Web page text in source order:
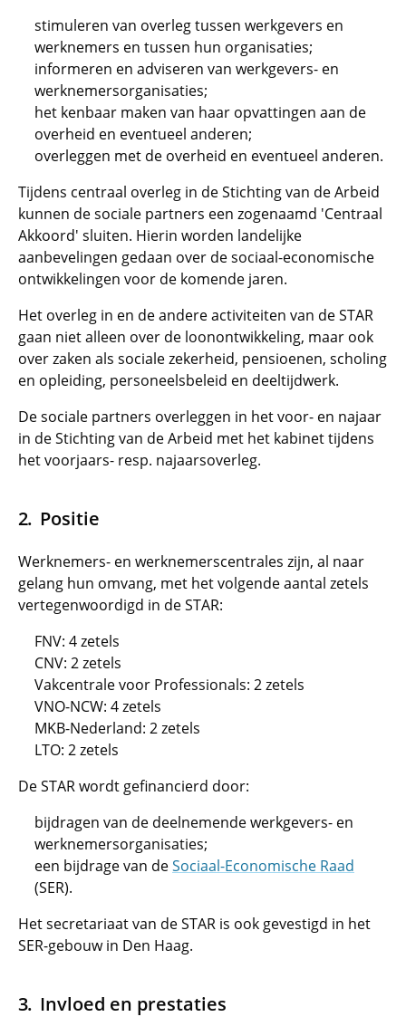
stimuleren van overleg tussen werkgevers en
werknemers en tussen hun organisaties;
informeren en adviseren van werkgevers- en
werknemersorganisaties;
het kenbaar maken van haar opvattingen aan de
overheid en eventueel anderen;
overleggen met de overheid en eventueel anderen.
Tijdens centraal overleg in de Stichting van de Arbeid
kunnen de sociale partners een zogenaamd 'Centraal
Akkoord' sluiten. Hierin worden landelijke
aanbevelingen gedaan over de sociaal-economische
ontwikkelingen voor de komende jaren.
Het overleg in en de andere activiteiten van de STAR
gaan niet alleen over de loonontwikkeling, maar ook
over zaken als sociale zekerheid, pensioenen, scholing
en opleiding, personeelsbeleid en deeltijdwerk.
De sociale partners overleggen in het voor- en najaar
in de Stichting van de Arbeid met het kabinet tijdens
het voorjaars- resp. najaarsoverleg.
Positie
Werknemers- en werknemerscentrales zijn, al naar
gelang hun omvang, met het volgende aantal zetels
vertegenwoordigd in de STAR:
FNV: 4 zetels
CNV: 2 zetels
Vakcentrale voor Professionals: 2 zetels
VNO-NCW: 4 zetels
MKB-Nederland: 2 zetels
LTO: 2 zetels
De STAR wordt gefinancierd door:
bijdragen van de deelnemende werkgevers- en
werknemersorganisaties;
een bijdrage van deSociaal-Economische Raad
(SER).
Het secretariaat van de STAR is ook gevestigd in het
SER-gebouw in Den Haag.
Invloed en prestaties